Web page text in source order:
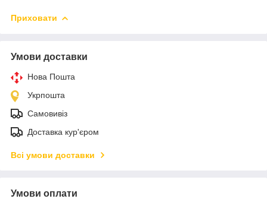
Приховати
Умови доставки
Нова Пошта
Укрпошта
Самовивіз
Доставка кур'єром
Всі умови доставки
Умови оплати